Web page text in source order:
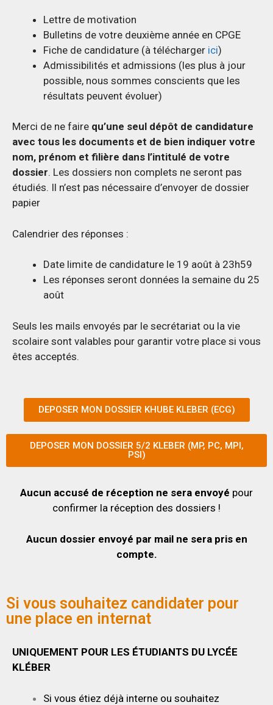
Lettre de motivation
Bulletins de votre deuxième année en CPGE
Fiche de candidature (à télécharger ici)
Admissibilités et admissions (les plus à jour
possible, nous sommes conscients que les
résultats peuvent évoluer)
Merci de ne faire qu’une seul dépôt de candidature
avec tous les documents et de bien indiquer votre
nom, prénom et filière dans l’intitulé de votre
dossier. Les dossiers non complets ne seront pas
étudiés. Il n’est pas nécessaire d’envoyer de dossier
papier
Calendrier des réponses :
Date limite de candidature le 19 août à 23h59
Les réponses seront données la semaine du 25
août
Seuls les mails envoyés par le secrétariat ou la vie
scolaire sont valables pour garantir votre place si vous
êtes acceptés.
DEPOSER MON DOSSIER KHUBE KLEBER (ECG)
DEPOSER MON DOSSIER 5/2 KLEBER (MP, PC, MPI,
PSI)
Aucun accusé de réception ne sera envoyé pour
confirmer la réception des dossiers !
Aucun dossier envoyé par mail ne sera pris en
compte.
Si vous souhaitez candidater pour
une place en internat
UNIQUEMENT POUR LES ÉTUDIANTS DU LYCÉE
KLÉBER
Si vous étiez déjà interne ou souhaitez